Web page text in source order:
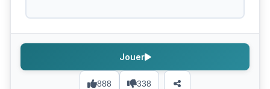
888 338
Jouer